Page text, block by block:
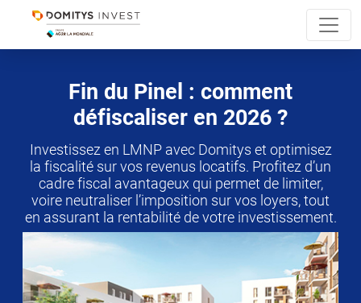
Fin du Pinel : comment
défiscaliser en 2026 ?
Investissez en LMNP avec Domitys et optimisez
la fiscalité sur vos revenus locatifs. Profitez d’un
cadre fiscal avantageux qui permet de limiter,
voire neutraliser l’imposition sur vos loyers, tout
en assurant la rentabilité de votre investissement.